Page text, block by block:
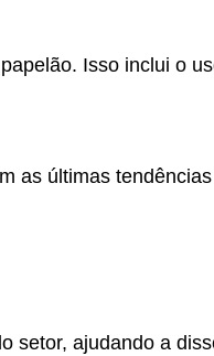
Isso inclui o
as últimas
ajudando a